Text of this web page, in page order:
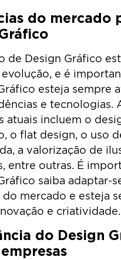
do mercado
de Design Gráfico
e é
esteja sempre
e tecnologias.
atuais incluem o
o flat design, o uso
a valorização de
entre outras. É
saiba adaptar-
do mercado e esteja
e criatividade.
do Design